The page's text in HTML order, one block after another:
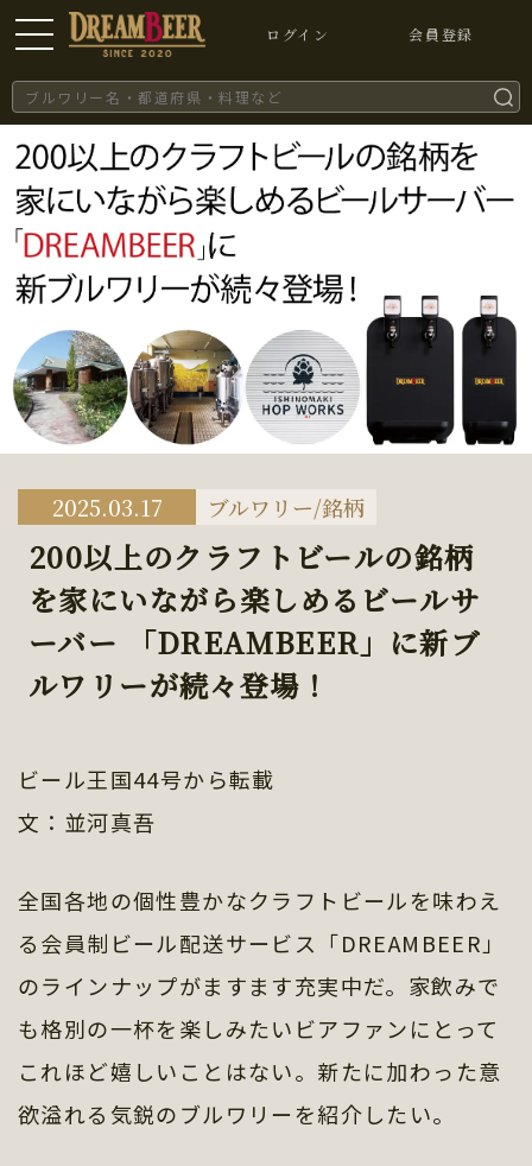
ログイン 会員登録
2025.03.17 ブルワリー/銘柄
200以上のクラフトビールの銘柄
を家にいながら楽しめるビールサ
ーバー 「DREAMBEER」に新ブ
ルワリーが続々登場！
ビール王国44号から転載
文：並河真吾
全国各地の個性豊かなクラフトビールを味わえ
る会員制ビール配送サービス「DREAMBEER」
のラインナップがますます充実中だ。家飲みで
も格別の一杯を楽しみたいビアファンにとって
これほど嬉しいことはない。新たに加わった意
欲溢れる気鋭のブルワリーを紹介したい。